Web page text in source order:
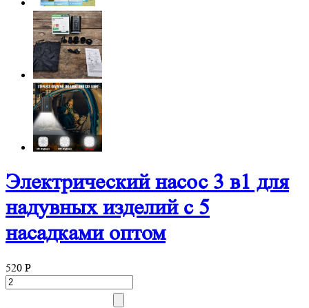
Электрический насос 3 в1 для
надувных изделий с 5
насадками оптом
520 P